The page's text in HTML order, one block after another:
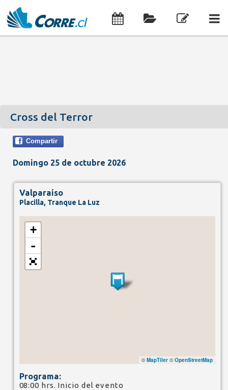
Cross del Terror
Compartir
Domingo 25 de octubre 2026
Valparaíso
Placilla, Tranque La Luz
+
-
© MapTiler© OpenStreetMap
Programa:
08:00 hrs. Inicio del evento